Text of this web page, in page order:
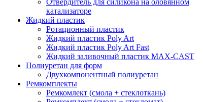
Отвердитель для силикона на оловянном
катализаторе
Жидкий пластик
Ротационный пластик
Жидкий пластик Poly Art
Жидкий пластик Poly Art Fast
Жидкий заливочный пластик MAX-CAST
Полиуретан для форм
Двухкомпонентный полиуретан
Ремкомплекты
Ремкомлект (смола + стеклоткань)